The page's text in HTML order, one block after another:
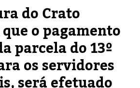
do Crato
o pagamento
parcela do 13º
os servidores